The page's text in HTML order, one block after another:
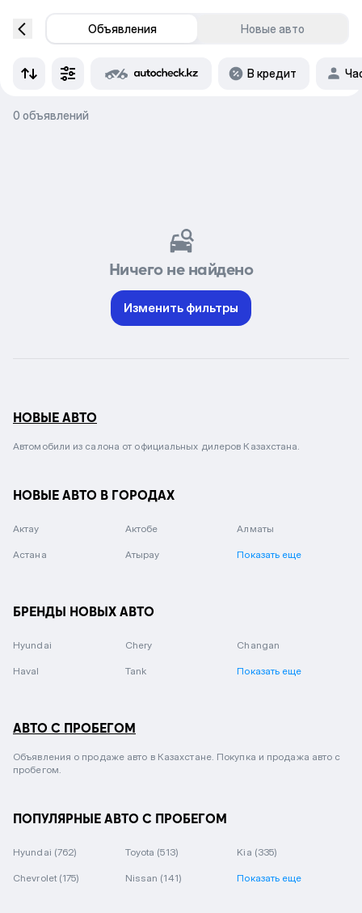
Объявления Новые авто
В кредит
0 объявлений
Ничего не найдено
Изменить фильтры
НОВЫЕ АВТО
Автомобили из салона от официальных дилеров Казахстана.
НОВЫЕ АВТО В ГОРОДАХ
Актау Актобе Алматы
Астана Атырау Показать еще
БРЕНДЫ НОВЫХ АВТО
Hyundai Chery Changan
Haval Tank Показать еще
АВТО С ПРОБЕГОМ
Объявления о продаже авто в Казахстане. Покупка и продажа авто с
пробегом.
ПОПУЛЯРНЫЕ АВТО С ПРОБЕГОМ
Hyundai (762) Toyota (513) Kia (335)
Chevrolet (175) Nissan (141) Показать еще